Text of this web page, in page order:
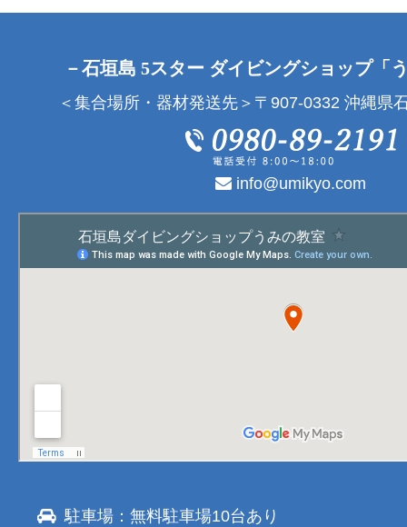
－石垣島 5スター ダイビングショップ「
＜集合場所・器材発送先＞〒907-0332 沖縄県
info@umikyo.com
駐車場：無料駐車場10台あり